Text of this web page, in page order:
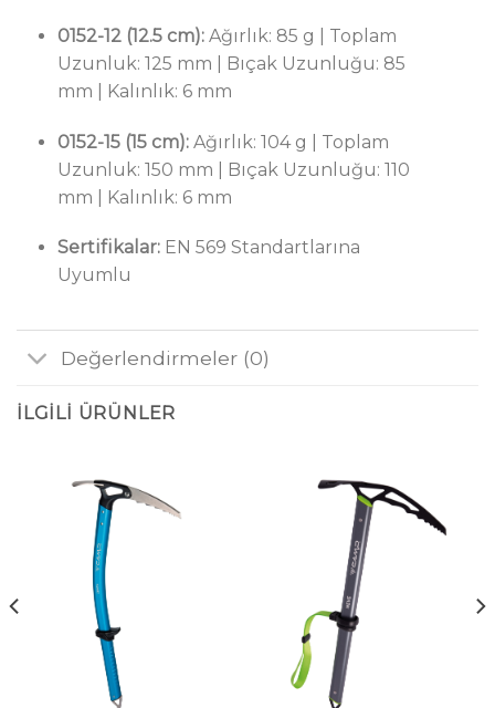
0152-12 (12.5 cm):Ağırlık: 85 g | Toplam
Uzunluk: 125 mm | Bıçak Uzunluğu: 85
mm | Kalınlık: 6 mm
0152-15 (15 cm):Ağırlık: 104 g | Toplam
Uzunluk: 150 mm | Bıçak Uzunluğu: 110
mm | Kalınlık: 6 mm
Sertifikalar:EN 569 Standartlarına
Uyumlu
Değerlendirmeler (0)
İLGILI ÜRÜNLER